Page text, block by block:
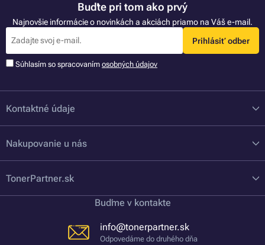
Buďte pri tom ako prvý
Najnovšie informácie o novinkách a akciách priamo na Váš e-mail.
Prihlásiť odber
Súhlasím so spracovaním osobných údajov
Kontaktné údaje
Nakupovanie u nás
TonerPartner.sk
Buďme v kontakte
info@tonerpartner.sk
Odpovedáme do druhého dňa